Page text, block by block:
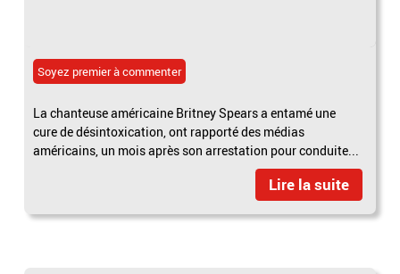
Soyez premier à commenter
La chanteuse américaine Britney Spears a entamé une
cure de désintoxication, ont rapporté des médias
américains, un mois après son arrestation pour conduite...
Lire la suite